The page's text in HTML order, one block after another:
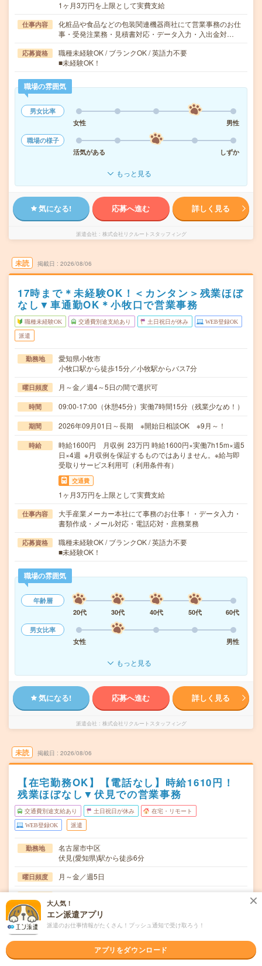
1ヶ月3万円を上限として実費支給
仕事内容
化粧品や食品などの包装関連機器商社にて営業事務のお仕
事・受発注業務・見積書対応・データ入力・入出金対…
応募資格
職種未経験OK / ブランクOK / 英語力不要
■未経験OK！
職場の雰囲気
男女比率
女性
男性
職場の様子
活気がある
しずか
もっと見る
気になる! 応募へ進む 詳しく見る
派遣会社 株式会社リクルートスタッフィング
未読 掲載日 2026/08/06
17時まで＊未経験OK！＜カンタン＞残業ほぼ
なし▼車通勤OK＊小牧口で営業事務
職種未経験OK 交通費別途支給あり 土日祝日が休み WEB登録OK
派遣
勤務地
愛知県小牧市
小牧口駅から徒歩15分／小牧駅からバス7分
曜日頻度 月～金／週4～5日の間で選択可
時間 09:00-17:00（休憩45分）実働7時間15分（残業少なめ！）
期間 2026年09月01日～長期 ※開始日相談OK ※9月～！
時給
時給1600円 月収例 23万円 時給1600円×実働7h15m×週5
日×4週 ※月収例を保証するものではありません。※給与即
受取りサービス利用可（利用条件有）
交通費
1ヶ月3万円を上限として実費支給
仕事内容
大手産業メーカー本社にて事務のお仕事！・データ入力・
書類作成・メール対応・電話応対・庶務業務
応募資格
職種未経験OK / ブランクOK / 英語力不要
■未経験OK！
職場の雰囲気
年齢層
20代
30代 40代 50代
60代
男女比率
女性
男性
もっと見る
気になる! 応募へ進む 詳しく見る
派遣会社 株式会社リクルートスタッフィング
未読 掲載日 2026/08/06
【在宅勤務OK】【電話なし】時給1610円！
残業ほぼなし▼伏見での営業事務
交通費別途支給あり 土日祝日が休み 在宅・リモート
WEB登録OK 派遣
勤務地
名古屋市中区
伏見(愛知県)駅から徒歩6分
曜日頻度 月～金／週5日
期間 即日～長期 ※開始日相談OK
時給
日×4週+残業5h ※月収例を保証するものではありません。
※給与即受取りサービス利用可（利用条件有）
大人気！
エン派遣アプリ
派遣のお仕事情報がたくさん！プッシュ通知で受け取ろう！
アプリをダウンロード